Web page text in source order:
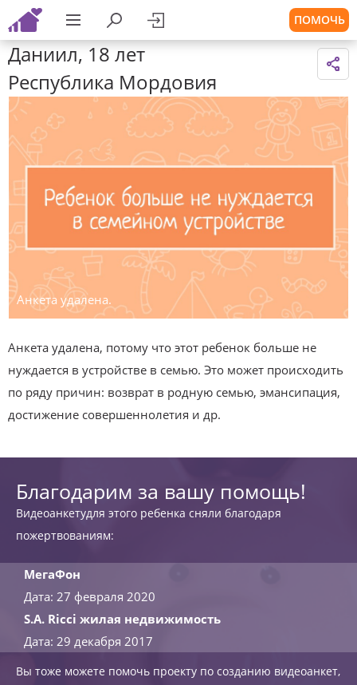
ПОМОЧЬ
Даниил, 18 лет
Республика Мордовия
Анкета удалена.
Анкета удалена, потому что этот ребенок больше не
нуждается в устройстве в семью. Это может происходить
по ряду причин: возврат в родную семью, эмансипация,
достижение совершеннолетия и др.
Благодарим за вашу помощь!
Видеоанкетудля этого ребенка сняли благодаря
пожертвованиям:
МегаФон
Дата: 27 февраля 2020
S.A. Ricci жилая недвижимость
Дата: 29 декабря 2017
Вы тоже можете помочь проекту по созданию видеоанкет,